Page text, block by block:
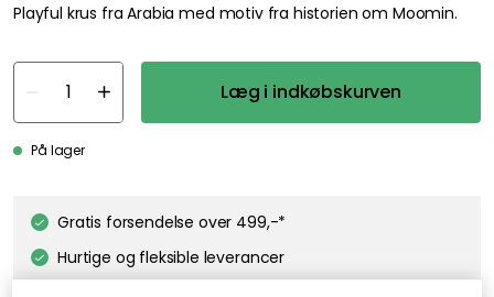
Playful krus fra Arabia med motiv fra historien om Moomin.
Læg i indkøbskurven
På lager
Gratis forsendelse over 499,-*
Hurtige og fleksible leverancer